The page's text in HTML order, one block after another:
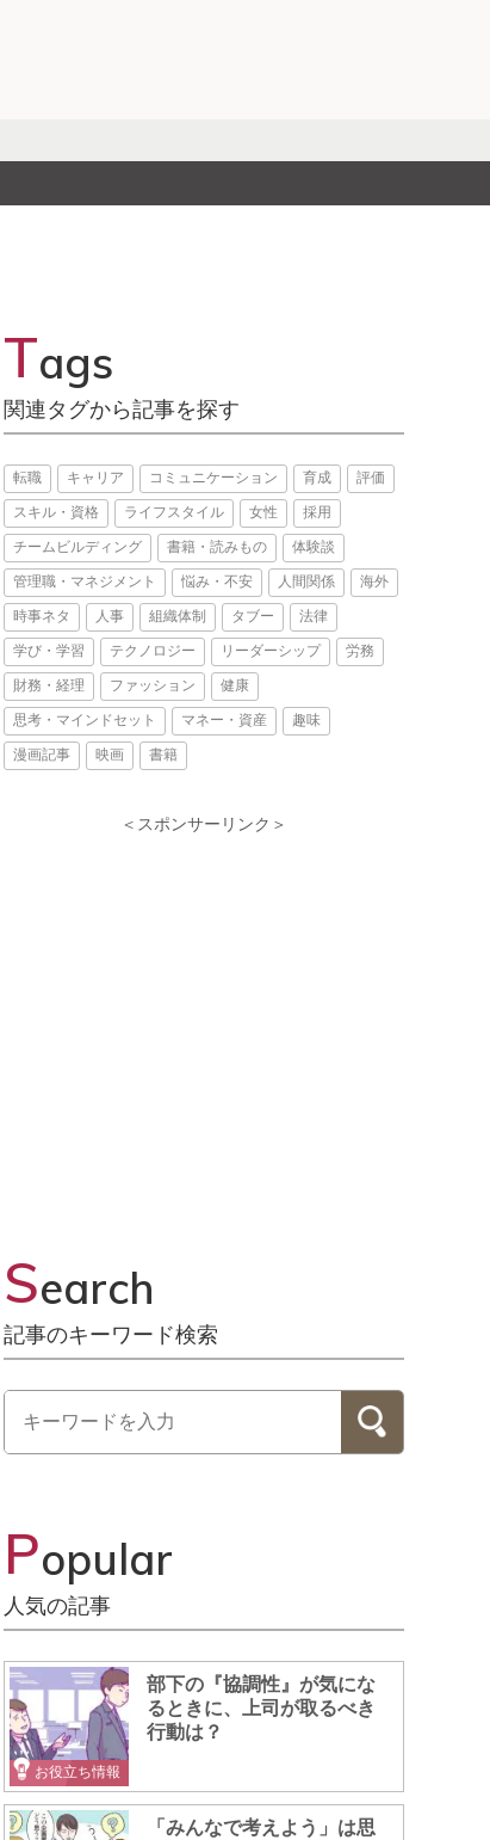
Tags
関連タグから記事を探す
転職 キャリア コミュニケーション 育成 評価
スキル・資格 ライフスタイル 女性 採用
チームビルディング 書籍・読みもの 体験談
管理職・マネジメント 悩み・不安 人間関係 海外
時事ネタ 人事 組織体制 タブー 法律
学び・学習 テクノロジー リーダーシップ 労務
財務・経理 ファッション 健康
思考・マインドセット マネー・資産 趣味
漫画記事 映画 書籍
＜スポンサーリンク＞
Search
記事のキーワード検索
Popular
人気の記事
お役立ち情報
部下の『協調性』が気にな
るときに、上司が取るべき
行動は？
「みんなで考えよう」は思